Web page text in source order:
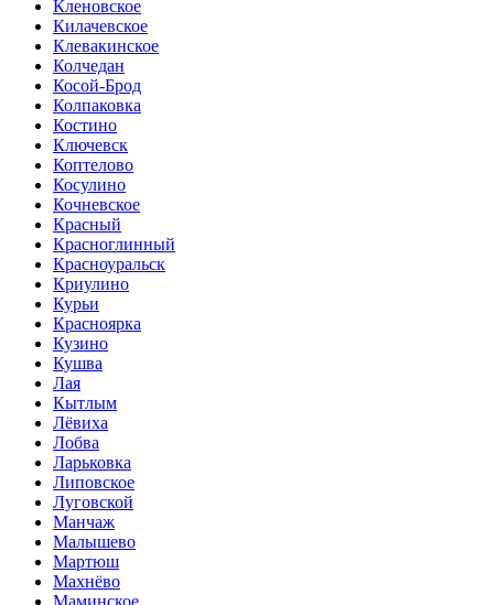
Кленовское
Килачевское
Клевакинское
Колчедан
Косой-Брод
Колпаковка
Костино
Ключевск
Коптелово
Косулино
Кочневское
Красный
Красноглинный
Красноуральск
Криулино
Курьи
Красноярка
Кузино
Кушва
Лая
Кытлым
Лёвиха
Лобва
Ларьковка
Липовское
Луговской
Манчаж
Малышево
Мартюш
Махнёво
Маминское